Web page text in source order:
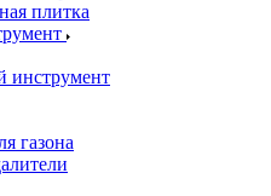
плитка
инструмент
газона